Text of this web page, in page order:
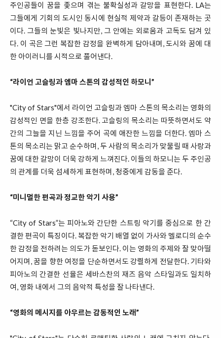
주인공들이 꿈을 좇으며 겪는 불확실성과 갈망을 표현한다. LA는
그들에게 기회의 도시인 동시에 현실적 제약과 갈등이 존재하는 곳
이다. 그들의 눈빛은 빛나지만, 그 안에는 외로움과 고독도 담겨 있
다. 이 곡은 그런 복잡한 감정을 완벽하게 담아내며, 도시와 꿈에 대
한 아이러니를 시적으로 풀어낸다.
“라이언 고슬링과 엠마 스톤의 감성적인 하모니”
"City of Stars"에서 라이언 고슬링과 엠마 스톤의 목소리는 영화의
감성적인 면을 한층 강조한다. 고슬링의 목소리는 따뜻하면서도 약
간의 그늘을 지닌 느낌을 주어 곡에 애잔한 느낌을 더한다. 엠마 스
톤의 목소리는 맑고 순수하며, 두 사람의 목소리가 맞물릴 때 사랑과
꿈에 대한 갈망이 더욱 강하게 느껴진다. 이들의 하모니는 두 주인공
의 관계를 더욱 섬세하게 표현하며, 청중에게 감동을 준다.
“미니멀한 편곡과 정교한 악기 사용”
“City of Stars”는 피아노와 간단한 스트링 악기를 중심으로 한 간
결한 편곡이 특징이다. 복잡한 악기 배열 없이 가사와 멜로디의 순수
한 감정을 전하려는 의도가 돋보인다. 이는 영화의 주제와 잘 맞아떨
어지며, 꿈을 향한 여정을 단순하면서도 강렬하게 전달한다. 기타와
피아노의 간결한 선율은 세바스찬의 재즈 음악 스타일과도 일치하
여, 영화 내에서 그의 음악적 특성을 잘 나타낸다.
“영화의 메시지를 아우르는 감동적인 노래”